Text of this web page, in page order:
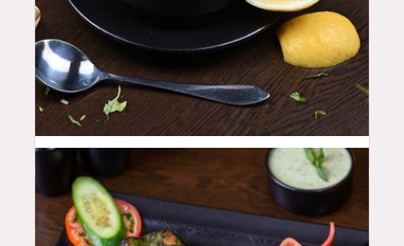
QAR 15